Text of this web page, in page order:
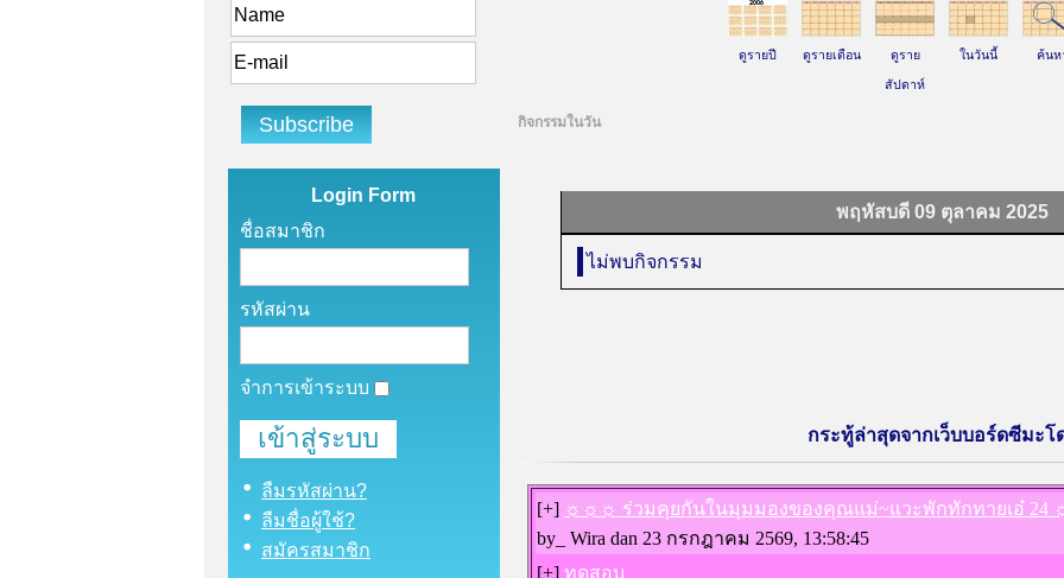
ดูรายปี ดูรายเดือน ดูราย
สัปดาห์
ในวันนี้ ค้นห
กิจกรรมในวัน
พฤหัสบดี 09 ตุลาคม 2025
ไม่พบกิจกรรม
กระทู้ล่าสุดจากเว็บบอร์ดซีมะโ
Login Form
ชื่อสมาชิก
รหัสผ่าน
จำการเข้าระบบ
ลืมรหัสผ่าน?
ลืมชื่อผู้ใช้?
สมัครสมาชิก